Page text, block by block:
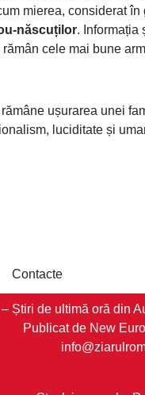
mierea, considerat în
născuților. Informația
cele mai bune
ușurarea unei
luciditate și
Contacte
Știri de ultimă oră din
Publicat de New